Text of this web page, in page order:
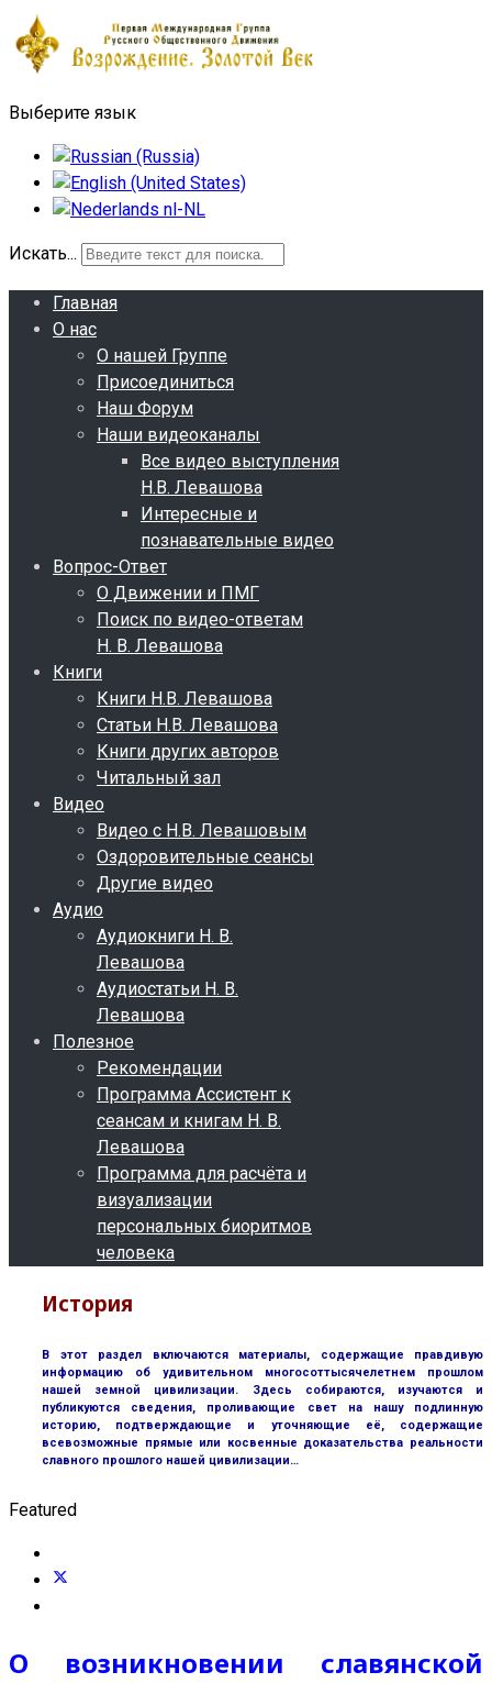
Выберите язык
Искать...
Главная
О нас
О нашей Группе
Присоединиться
Наш Форум
Наши видеоканалы
Все видео выступления
Н.В. Левашова
Интересные и
познавательные видео
Вопрос-Ответ
О Движении и ПМГ
Поиск по видео-ответам
Н. В. Левашова
Книги
Книги Н.В. Левашова
Статьи Н.В. Левашова
Книги других авторов
Читальный зал
Видео
Видео с Н.В. Левашовым
Оздоровительные сеансы
Другие видео
Аудио
Аудиокниги Н. В.
Левашова
Аудиостатьи Н. В.
Левашова
Полезное
Рекомендации
Программа Ассистент к
сеансам и книгам Н. В.
Левашова
Программа для расчёта и
визуализации
персональных биоритмов
человека
История
В этот раздел включаются материалы, содержащие правдивую
информацию об удивительном многосоттысячелетнем прошлом
нашей земной цивилизации. Здесь собираются, изучаются и
публикуются сведения, проливающие свет на нашу подлинную
историю, подтверждающие и уточняющие её, содержащие
всевозможные прямые или косвенные доказательства реальности
славного прошлого нашей цивилизации…
Featured
О возникновении славянской